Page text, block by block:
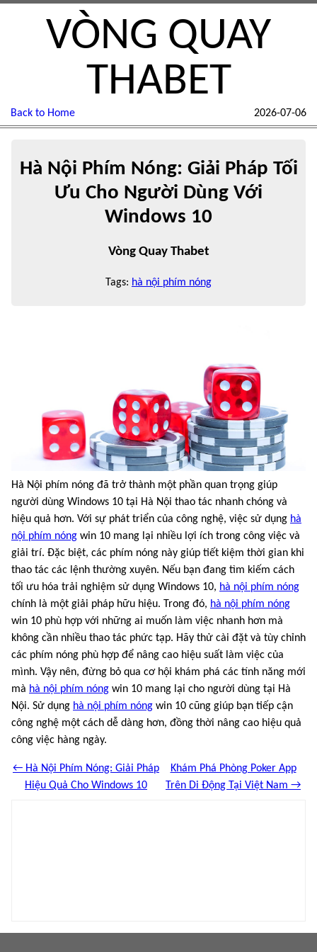
VÒNG QUAY
THABET
Back to Home 2026-07-06
Hà Nội Phím Nóng: Giải Pháp Tối
Ưu Cho Người Dùng Với
Windows 10
Vòng Quay Thabet
Tags: hà nội phím nóng
Hà Nội phím nóng đã trở thành một phần quan trọng giúp
người dùng Windows 10 tại Hà Nội thao tác nhanh chóng và
hiệu quả hơn. Với sự phát triển của công nghệ, việc sử dụng hà
nội phím nóng win 10 mang lại nhiều lợi ích trong công việc và
giải trí. Đặc biệt, các phím nóng này giúp tiết kiệm thời gian khi
thao tác các lệnh thường xuyên. Nếu bạn đang tìm kiếm cách
tối ưu hóa trải nghiệm sử dụng Windows 10, hà nội phím nóng
chính là một giải pháp hữu hiệu. Trong đó, hà nội phím nóng
win 10 phù hợp với những ai muốn làm việc nhanh hơn mà
không cần nhiều thao tác phức tạp. Hãy thử cài đặt và tùy chỉnh
các phím nóng phù hợp để nâng cao hiệu suất làm việc của
mình. Vậy nên, đừng bỏ qua cơ hội khám phá các tính năng mới
mà hà nội phím nóng win 10 mang lại cho người dùng tại Hà
Nội. Sử dụng hà nội phím nóng win 10 cũng giúp bạn tiếp cận
công nghệ một cách dễ dàng hơn, đồng thời nâng cao hiệu quả
công việc hàng ngày.
← Hà Nội Phím Nóng: Giải Pháp
Hiệu Quả Cho Windows 10
Khám Phá Phòng Poker App
Trên Di Động Tại Việt Nam →